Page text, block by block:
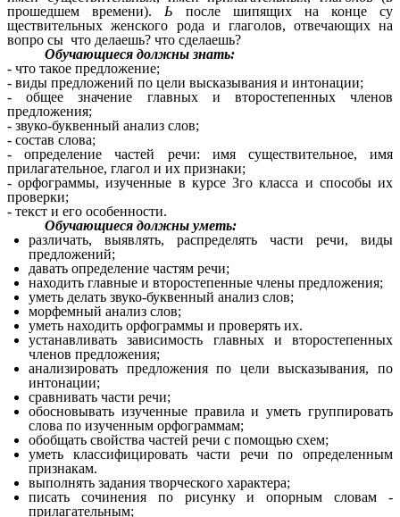
прошедшем времени). Ь после шипящих на конце су
ществительных женского рода и глаголов, отвечающих на
вопро сы что делаешь? что сделаешь?
Обучающиеся должны знать:
- что такое предложение;
- виды предложений по цели высказывания и интонации;
- общее значение главных и второстепенных членов
предложения;
- звуко-буквенный анализ слов;
- состав слова;
- определение частей речи: имя существительное, имя
прилагательное, глагол и их признаки;
- орфограммы, изученные в курсе 3го класса и способы их
проверки;
- текст и его особенности.
Обучающиеся должны уметь:
различать, выявлять, распределять части речи, виды
предложений;
давать определение частям речи;
находить главные и второстепенные члены предложения;
уметь делать звуко-буквенный анализ слов;
морфемный анализ слов;
уметь находить орфограммы и проверять их.
устанавливать зависимость главных и второстепенных
членов предложения;
анализировать предложения по цели высказывания, по
интонации;
сравнивать части речи;
обосновывать изученные правила и уметь группировать
слова по изученным орфограммам;
обобщать свойства частей речи с помощью схем;
уметь классифицировать части речи по определенным
признакам.
выполнять задания творческого характера;
писать сочинения по рисунку и опорным словам -
прилагательным;